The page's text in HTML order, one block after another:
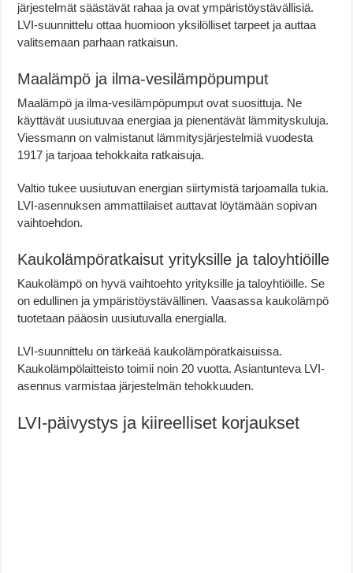
järjestelmät säästävät rahaa ja ovat ympäristöystävällisiä.
LVI-suunnittelu ottaa huomioon yksilölliset tarpeet ja auttaa
valitsemaan parhaan ratkaisun.
Maalämpö ja ilma-vesilämpöpumput
Maalämpö ja ilma-vesilämpöpumput ovat suosittuja. Ne
käyttävät uusiutuvaa energiaa ja pienentävät lämmityskuluja.
Viessmann on valmistanut lämmitysjärjestelmiä vuodesta
1917 ja tarjoaa tehokkaita ratkaisuja.
Valtio tukee uusiutuvan energian siirtymistä tarjoamalla tukia.
LVI-asennuksen ammattilaiset auttavat löytämään sopivan
vaihtoehdon.
Kaukolämpöratkaisut yrityksille ja taloyhtiöille
Kaukolämpö on hyvä vaihtoehto yrityksille ja taloyhtiöille. Se
on edullinen ja ympäristöystävällinen. Vaasassa kaukolämpö
tuotetaan pääosin uusiutuvalla energialla.
LVI-suunnittelu on tärkeää kaukolämpöratkaisuissa.
Kaukolämpölaitteisto toimii noin 20 vuotta. Asiantunteva LVI-
asennus varmistaa järjestelmän tehokkuuden.
LVI-päivystys ja kiireelliset korjaukset